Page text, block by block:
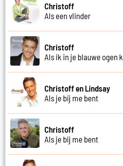
Christoff
Als een vlinder
Christoff
Als ik in je blauwe ogen
Christoff en Lindsay
Als je bij me bent
Christoff
Als je bij me bent